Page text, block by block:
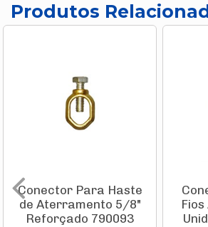
Produtos
Conector Para Haste
de Aterramento 5/8"
Reforçado 790093